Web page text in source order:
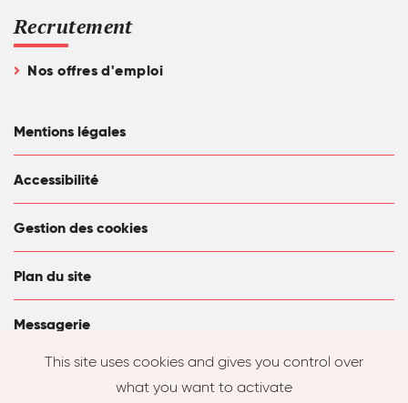
Recrutement
Nos offres d'emploi
Mentions légales
Accessibilité
Gestion des cookies
Plan du site
Messagerie
This site uses cookies and gives you control over
what you want to activate